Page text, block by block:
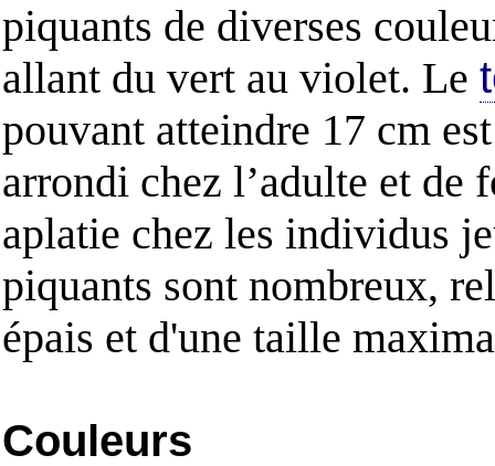
piquants de diverses
allant du vert au violet. Le
pouvant atteindre 17 cm
arrondi chez l’adulte et de
aplatie chez les individus
piquants sont nombreux,
épais et d'une taille
Couleurs